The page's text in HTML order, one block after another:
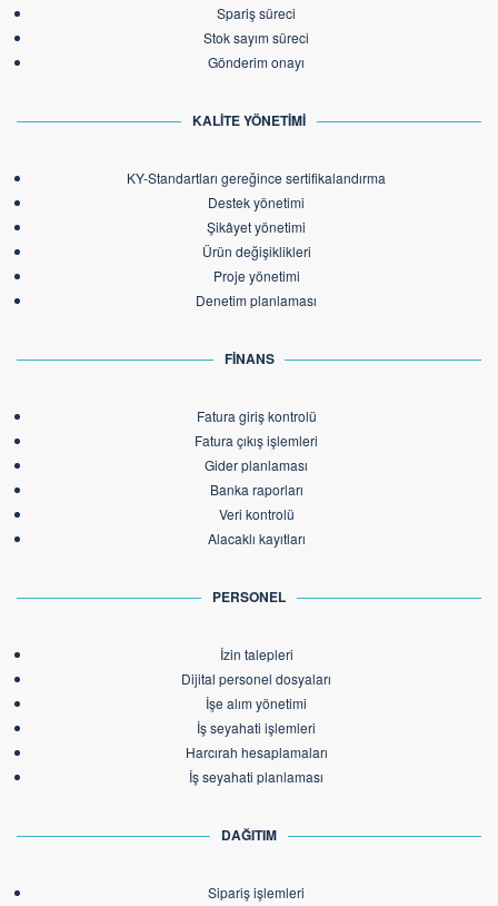
Spariş süreci
Stok sayım süreci
Gönderim onayı
KALİTE YÖNETİMİ
KY-Standartları gereğince sertifikalandırma
Destek yönetimi
Şikâyet yönetimi
Ürün değişiklikleri
Proje yönetimi
Denetim planlaması
FİNANS
Fatura giriş kontrolü
Fatura çıkış işlemleri
Gider planlaması
Banka raporları
Veri kontrolü
Alacaklı kayıtları
PERSONEL
İzin talepleri
Dijital personel dosyaları
İşe alım yönetimi
İş seyahati işlemleri
Harcırah hesaplamaları
İş seyahati planlaması
DAĞITIM
Sipariş işlemleri